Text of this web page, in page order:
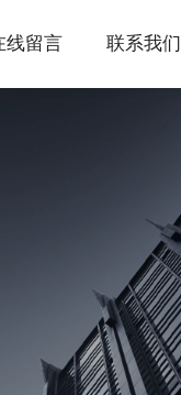
线留言 联系我们